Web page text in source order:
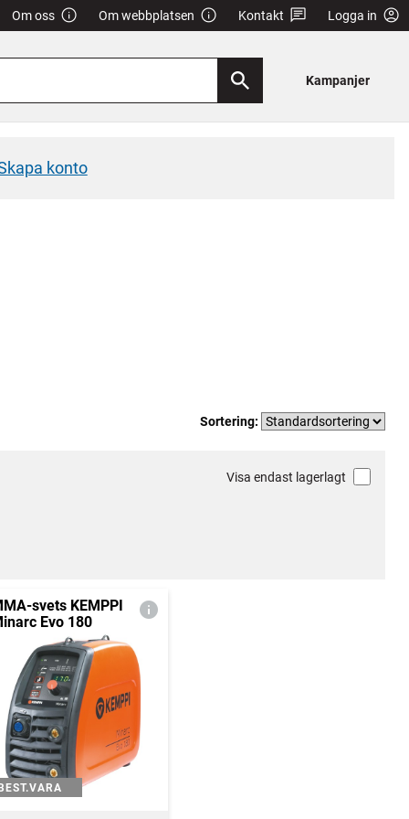
Om oss Om webbplatsen Kontakt Logga in
Kampanjer
konto
Sortering:
Visa endast lagerlagt
svets KEMPPI
Evo 180